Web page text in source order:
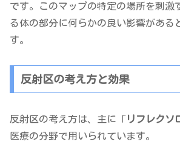
です。このマップの特定の場所を刺激
る体の部分に何らかの良い影響がある
す。
反射区の考え方と効果
反射区の考え方は、主に「 リフレクソ
医療の分野で用いられています。